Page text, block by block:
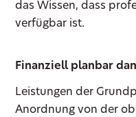
das Wissen, dass
verfügbar ist.
Finanziell planbar
Leistungen der
Anordnung von der